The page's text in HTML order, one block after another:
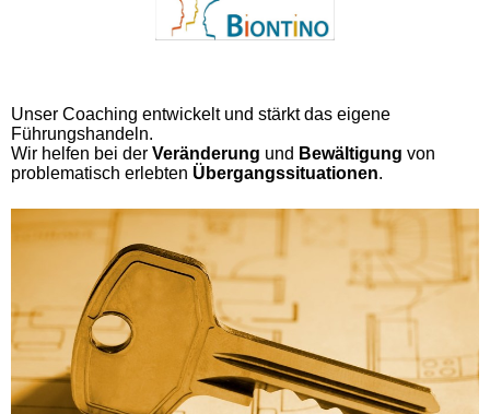
Unser Coaching entwickelt und stärkt das eigene
Führungshandeln.
Wir helfen bei der Veränderung und Bewältigung von
problematisch erlebten Übergangssituationen.